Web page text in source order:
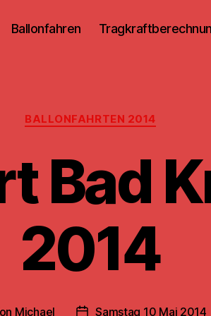
Ballonfahren
Kategorien
BALLONFAHRTEN 2014
Bad
2014
Michael Beitragsdatum
Samstag 10 Mai 2014